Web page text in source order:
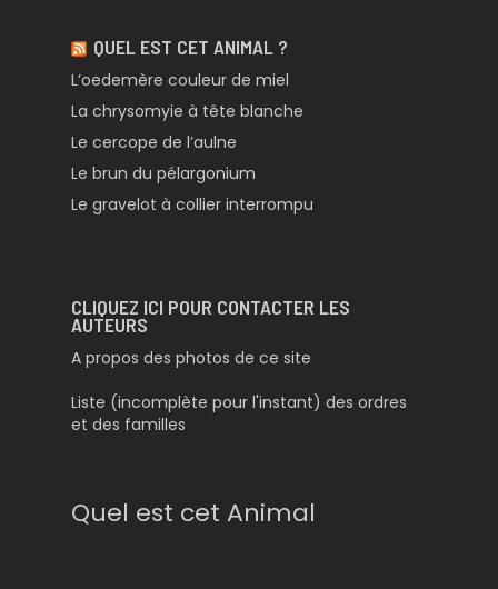
QUEL EST CET ANIMAL ?
L’oedemère couleur de miel
La chrysomyie à tête blanche
Le cercope de l’aulne
Le brun du pélargonium
Le gravelot à collier interrompu
CLIQUEZ ICI POUR CONTACTER LES
AUTEURS
A propos des photos de ce site
Liste (incomplète pour l'instant) des ordres
et des familles
Quel est cet Animal